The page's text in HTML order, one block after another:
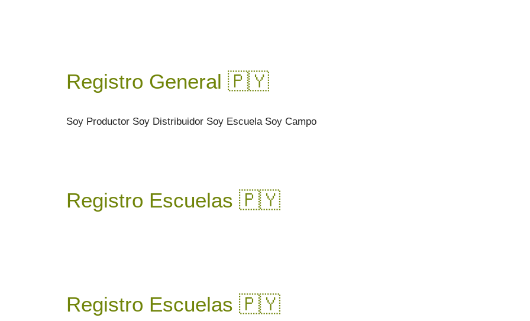
Registro General 🇵🇾​
Soy Productor Soy Distribuidor Soy Escuela Soy Campo
Registro Escuelas 🇵🇾​
Registro Escuelas 🇵🇾​